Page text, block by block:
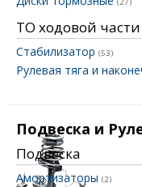
(27)
ТО ходовой части
Стабилизатор (53)
Рулевая тяга и
Подвеска и
Подвеска
Амортизаторы (2)